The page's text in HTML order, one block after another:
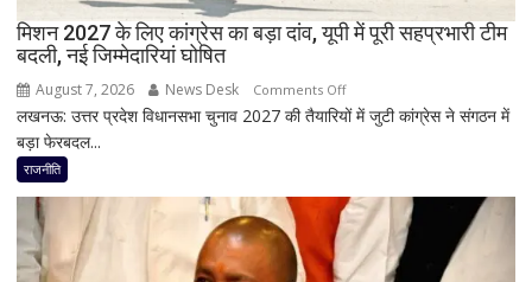
दिया
इस्तीफा
मिशन 2027 के लिए कांग्रेस का बड़ा दांव, यूपी में पूरी सहप्रभारी टीम
बदली, नई जिम्मेदारियां घोषित
August 7, 2026 News Desk Comments Offon
मिशन
लिए
कांग्रेस
का
बड़ा
लखनऊ: उत्तर प्रदेश विधानसभा चुनाव 2027 की तैयारियों में जुटी कांग्रेस ने संगठन में
बड़ा फेरबदल...
राजनीति